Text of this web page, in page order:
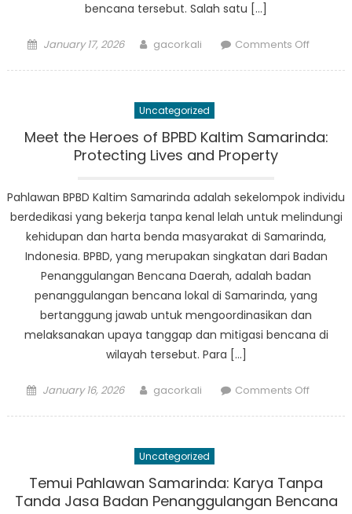
bencana tersebut. Salah satu […]
Posted
January 17, 2026 Author
gacorkali Comments Offon
for
Disaster
Uncategorized
Meet the Heroes of BPBD Kaltim Samarinda:
Protecting Lives and Property
Pahlawan BPBD Kaltim Samarinda adalah sekelompok individu
berdedikasi yang bekerja tanpa kenal lelah untuk melindungi
kehidupan dan harta benda masyarakat di Samarinda,
Indonesia. BPBD, yang merupakan singkatan dari Badan
Penanggulangan Bencana Daerah, adalah badan
penanggulangan bencana lokal di Samarinda, yang
bertanggung jawab untuk mengoordinasikan dan
melaksanakan upaya tanggap dan mitigasi bencana di
wilayah tersebut. Para […]
Posted
January 16, 2026 Author
gacorkali Comments Offon
BPBD
Kaltim
Uncategorized
Temui Pahlawan Samarinda: Karya Tanpa
Tanda Jasa Badan Penanggulangan Bencana